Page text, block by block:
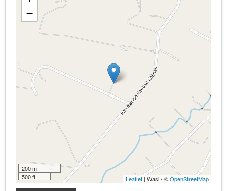
−
200 m
500 ft
Leaflet | Wasi - ©OpenStreetMap